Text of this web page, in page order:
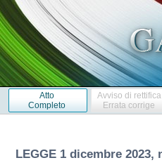
Atto
Completo
Avviso di rettifica
Errata corrige
LEGGE 1 dicembre 2023,